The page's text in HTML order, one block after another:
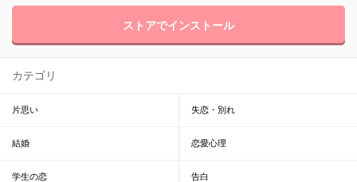
ストアでインストール
カテゴリ
片思い 失恋・別れ
結婚 恋愛心理
学生の恋 告白